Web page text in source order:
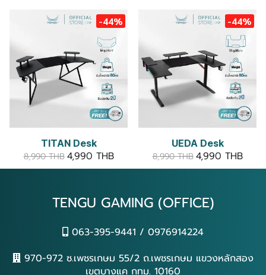
-44%
TITAN Desk
8,990 THB 4,990 THB
-44%
UEDA Desk
8,990 THB 4,990 THB
TENGU GAMING (OFFICE)
063-395-9441 / 0976914224
970-972 ซ.เพชรเกษม 55/2 ถ.เพชรเกษม แขวงหลักสอง
เขตบางแค กทม. 10160